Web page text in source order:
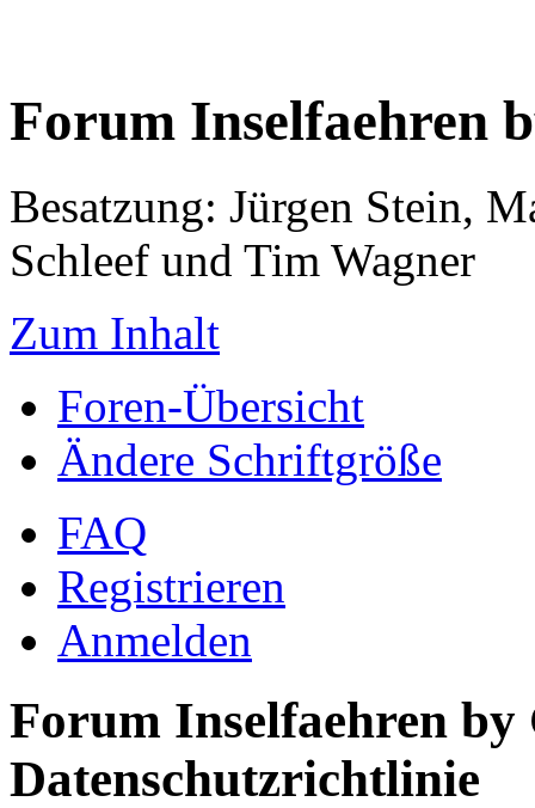
Forum Inselfaehren
Besatzung: Jürgen Stein,
Schleef und Tim Wagner
Zum Inhalt
Foren-Übersicht
Ändere Schriftgröße
FAQ
Registrieren
Anmelden
Forum Inselfaehren by
Datenschutzrichtlinie